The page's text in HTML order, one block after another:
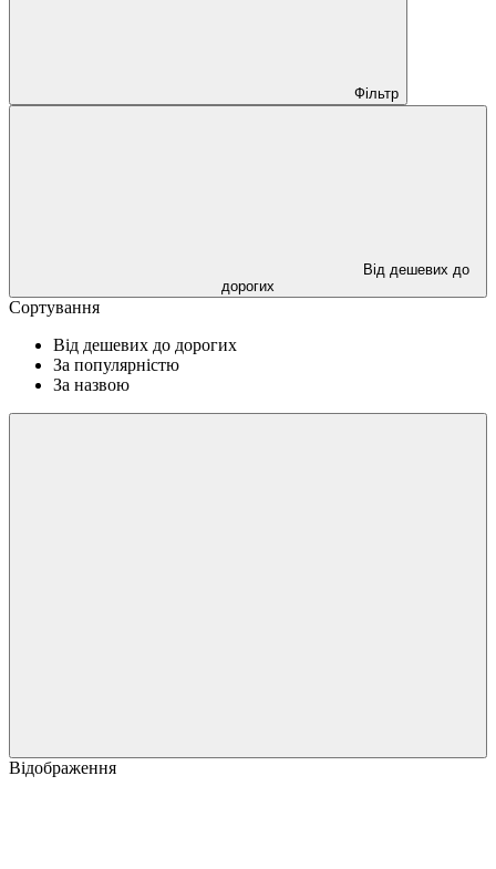
Фільтр
Від дешевих до
дорогих
Сортування
Від дешевих до дорогих
За популярністю
За назвою
Відображення